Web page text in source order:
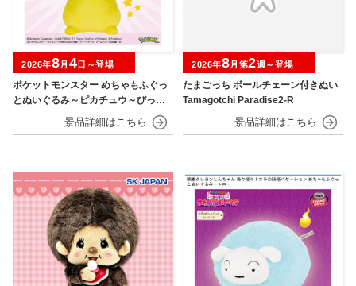
ポケットモンスター めちゃもふぐっ
とぬいぐるみ～ピカチュウ～びっく
2026年8月 4日～登場
たまごっち ボールチェーン付きぬい
Tamagotchi Paradise2-R
2026年8月第2週～登場